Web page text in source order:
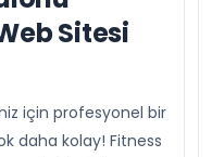
Sitesi
için profesyonel bir
daha kolay! Fitness